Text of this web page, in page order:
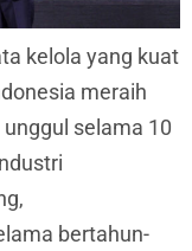
kelola yang kuat
meraih
selama 10
bertahun-